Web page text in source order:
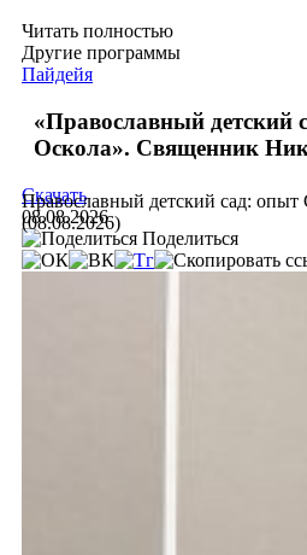
Читать полностью
Другие программы
Пайдейя
«Православный детский
Оскола». Священник
Православный детский сад: опыт
(08.08.2026)
Скачать
08.08.2026
Поделиться